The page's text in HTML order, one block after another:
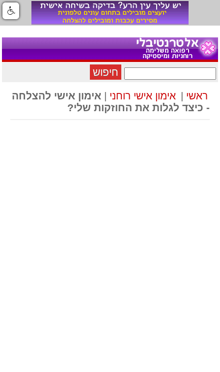
חיפוש
ראשי | אימון אישי רוחני |אימון אישי להצלחה
- כיצד לגלות את החוזקות שלי?